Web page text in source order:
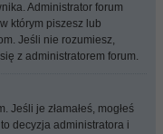
Administrator forum
którym piszesz lub
Jeśli nie rozumiesz,
z administratorem forum.
Jeśli je złamałeś, mogłeś
decyzja administratora i